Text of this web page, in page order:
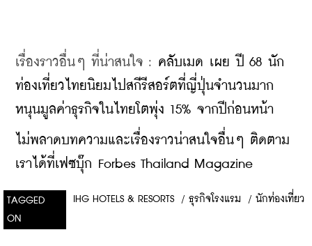
เรื่องราวอื่นๆ ที่น่าสนใจ : คลับเมด เผย ปี 68 นัก
ท่องเที่ยวไทยนิยมไปสกีรีสอร์ตที่ญี่ปุ่นจำนวนมาก
หนุนมูลค่าธุรกิจในไทยโตพุ่ง 15% จากปีก่อนหน้า
ไม่พลาดบทความและเรื่องราวน่าสนใจอื่นๆ ติดตาม
เราได้ที่เฟซบุ๊ก Forbes Thailand Magazine
TAGGED
ON
IHG HOTELS & RESORTS / ธุรกิจโรงแรม / นักท่องเที่ยว